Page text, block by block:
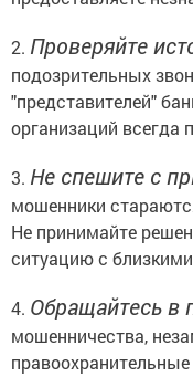
2. Проверяйте
подозрительных
"представителей"
организаций всегда
3. Не спешите с
мошенники
Не принимайте
ситуацию с
4. Обращайтесь в
мошенничества,